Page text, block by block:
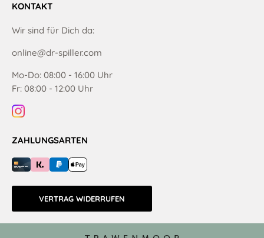
KONTAKT
Wir sind für Dich da:
online@dr-spiller.com
Mo-Do: 08:00 - 16:00 Uhr
Fr: 08:00 - 12:00 Uhr
ZAHLUNGSARTEN
VERTRAG WIDERRUFEN